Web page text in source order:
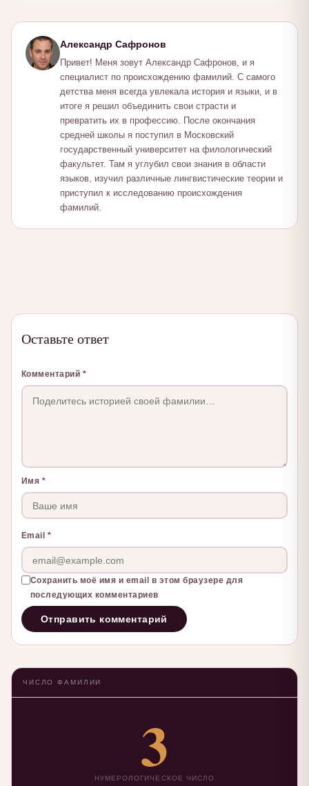
Александр Сафронов
Привет! Меня зовут Александр Сафронов, и я
специалист по происхождению фамилий. С самого
детства меня всегда увлекала история и языки, и в
итоге я решил объединить свои страсти и
превратить их в профессию. После окончания
средней школы я поступил в Московский
государственный университет на филологический
факультет. Там я углубил свои знания в области
языков, изучил различные лингвистические теории и
приступил к исследованию происхождения
фамилий.
Оставьте ответ
Комментарий *
Имя *
Email *
Сохранить моё имя и email в этом браузере для
последующих комментариев
ЧИСЛО ФАМИЛИИ
3
НУМЕРОЛОГИЧЕСКОЕ ЧИСЛО